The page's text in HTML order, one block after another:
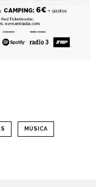
MÚSICA